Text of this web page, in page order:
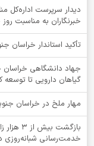
دیدار سرپرست اداره‌کل
خبرنگاران به مناسبت روز
تأکید استاندار خراسان
جهاد دانشگاهی خراسان
گیاهان دارویی تا
‌مهار ملخ در خراسان
خدمت‌رسانی شبانه‌روزی